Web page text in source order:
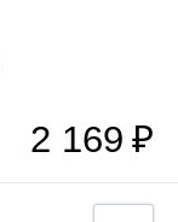
2 169₽